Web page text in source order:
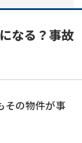
なる？事故
その物件が事